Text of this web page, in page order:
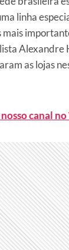
linha
Alexandre
as lojas
canal